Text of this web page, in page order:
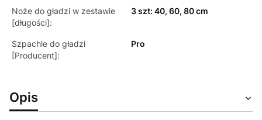
Noże do gładzi w zestawie
[długości]:
3 szt: 40, 60, 80 cm
Szpachle do gładzi
[Producent]:
Pro
Opis